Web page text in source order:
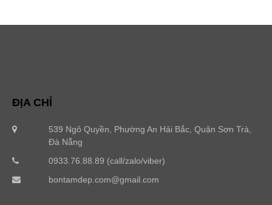
ĐỊA CHỈ
539 Ngô Quyền, Phường An Hải Bắc, Quận Sơn Trà,
Đà Nẵng
0933.76.88.89 (call/zalo/viber)
bontamdep.com@gmail.com